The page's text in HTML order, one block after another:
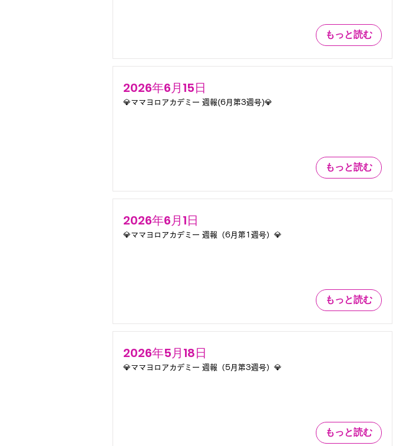
もっと読む
2026年6月15日
💎ママヨロアカデミー 週報(6月第3週号)💎
もっと読む
2026年6月1日
💎ママヨロアカデミー 週報（6月第1週号）💎
もっと読む
2026年5月18日
💎ママヨロアカデミー 週報（5月第3週号）💎
もっと読む